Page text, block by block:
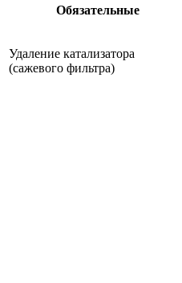
Обязательные
Удаление катализатора
(сажевого фильтра)